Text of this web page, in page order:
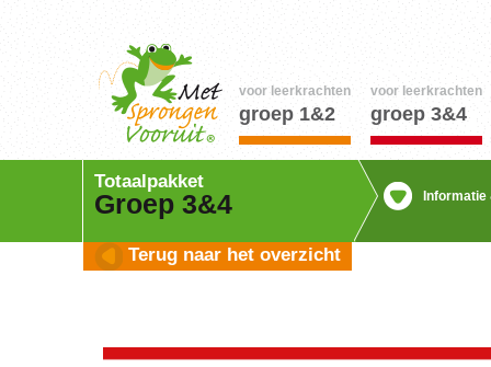
voor leerkrachten
groep 1&2
voor leerkrachten
groep 3&4
Totaalpakket
Groep 3&4
Terug naar het overzicht
Informatie